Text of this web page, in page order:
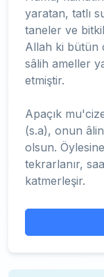
yaratan, tatlı
taneler ve
Allah ki bütün
sâlih ameller
etmiştir.
Apaçık
(s.a), onun
olsun.
tekrarlanır,
katmerleşir.